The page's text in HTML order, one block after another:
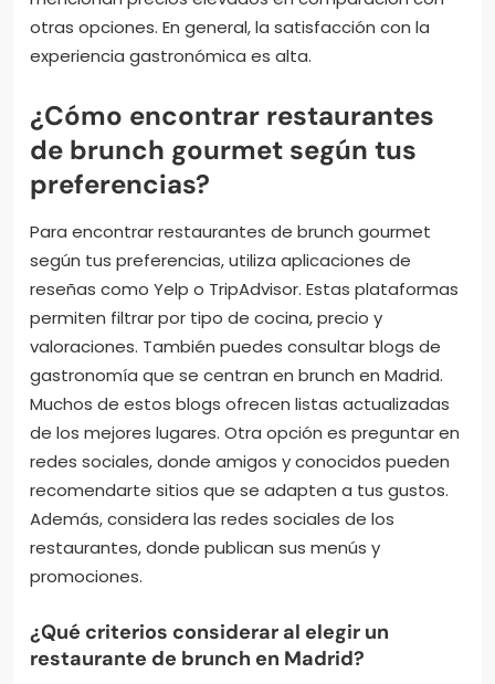
otras opciones. En general, la satisfacción con la
experiencia gastronómica es alta.
¿Cómo encontrar restaurantes
de brunch gourmet según tus
preferencias?
Para encontrar restaurantes de brunch gourmet
según tus preferencias, utiliza aplicaciones de
reseñas como Yelp o TripAdvisor. Estas plataformas
permiten filtrar por tipo de cocina, precio y
valoraciones. También puedes consultar blogs de
gastronomía que se centran en brunch en Madrid.
Muchos de estos blogs ofrecen listas actualizadas
de los mejores lugares. Otra opción es preguntar en
redes sociales, donde amigos y conocidos pueden
recomendarte sitios que se adapten a tus gustos.
Además, considera las redes sociales de los
restaurantes, donde publican sus menús y
promociones.
¿Qué criterios considerar al elegir un
restaurante de brunch en Madrid?